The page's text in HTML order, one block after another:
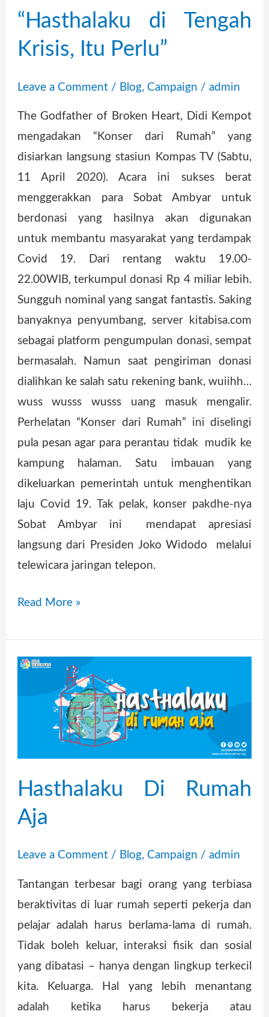
“Hasthalaku di Tengah
Krisis, Itu Perlu”
Leave a Comment / Blog, Campaign / admin
The Godfather of Broken Heart, Didi Kempot
mengadakan “Konser dari Rumah” yang
disiarkan langsung stasiun Kompas TV (Sabtu,
11 April 2020). Acara ini sukses berat
menggerakkan para Sobat Ambyar untuk
berdonasi yang hasilnya akan digunakan
untuk membantu masyarakat yang terdampak
Covid 19. Dari rentang waktu 19.00-
22.00WIB, terkumpul donasi Rp 4 miliar lebih.
Sungguh nominal yang sangat fantastis. Saking
banyaknya penyumbang, server kitabisa.com
sebagai platform pengumpulan donasi, sempat
bermasalah. Namun saat pengiriman donasi
dialihkan ke salah satu rekening bank, wuiihh…
wuss wusss wusss uang masuk mengalir.
Perhelatan “Konser dari Rumah” ini diselingi
pula pesan agar para perantau tidak mudik ke
kampung halaman. Satu imbauan yang
dikeluarkan pemerintah untuk menghentikan
laju Covid 19. Tak pelak, konser pakdhe-nya
Sobat Ambyar ini mendapat apresiasi
langsung dari Presiden Joko Widodo melalui
telewicara jaringan telepon.
Read More »
Hasthalaku Di Rumah
Aja
Leave a Comment / Blog, Campaign / admin
Tantangan terbesar bagi orang yang terbiasa
beraktivitas di luar rumah seperti pekerja dan
pelajar adalah harus berlama-lama di rumah.
Tidak boleh keluar, interaksi fisik dan sosial
yang dibatasi – hanya dengan lingkup terkecil
kita. Keluarga. Hal yang lebih menantang
adalah ketika harus bekerja atau
Hasthalaku